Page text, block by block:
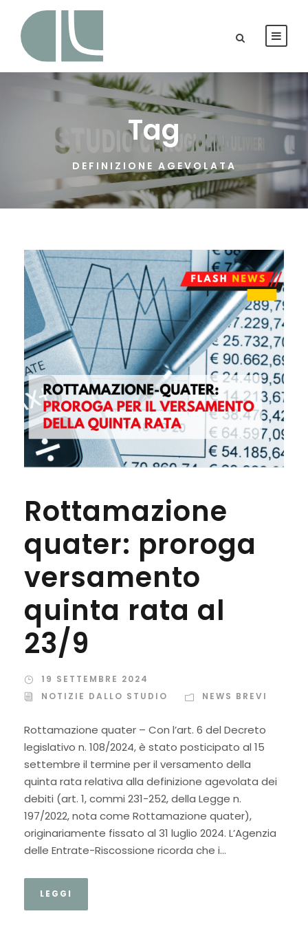
Tag
DEFINIZIONE AGEVOLATA
Rottamazione
quater: proroga
versamento
quinta rata al
23/9
19 SETTEMBRE 2024
NOTIZIE DALLO STUDIO
NEWS BREVI
Rottamazione quater – Con l’art. 6 del Decreto
legislativo n. 108/2024, è stato posticipato al 15
settembre il termine per il versamento della
quinta rata relativa alla definizione agevolata dei
debiti (art. 1, commi 231-252, della Legge n.
197/2022, nota come Rottamazione quater),
originariamente fissato al 31 luglio 2024. L’Agenzia
delle Entrate-Riscossione ricorda che i...
LEGGI